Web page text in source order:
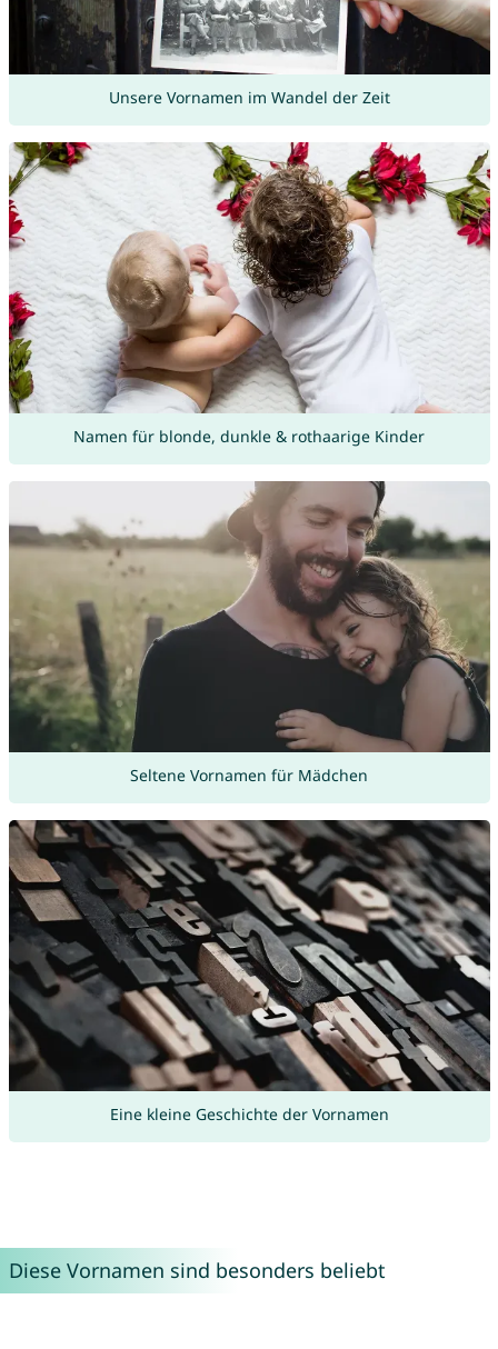
Unsere Vornamen im Wandel der Zeit
Namen für blonde, dunkle & rothaarige Kinder
Seltene Vornamen für Mädchen
Eine kleine Geschichte der Vornamen
Diese Vornamen sind besonders beliebt